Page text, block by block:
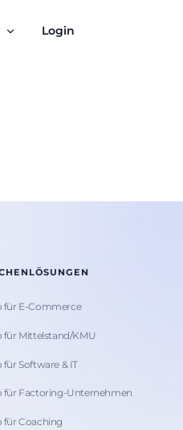
Login
für E-Commerce
für Mittelstand/KMU
für Software & IT
für Factoring-Unternehmen
für Coaching